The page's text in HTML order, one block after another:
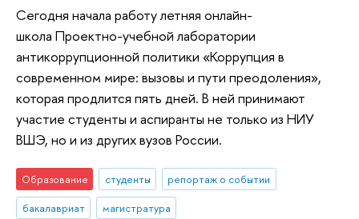
Сегодня начала работу летняя онлайн-
школа Проектно-учебной лаборатории
антикоррупционной политики «Коррупция в
современном мире: вызовы и пути преодоления»,
которая продлится пять дней. В ней принимают
участие студенты и аспиранты не только из НИУ
ВШЭ, но и из других вузов России.
Образование студенты
репортаж о событии
бакалавриат
магистратура